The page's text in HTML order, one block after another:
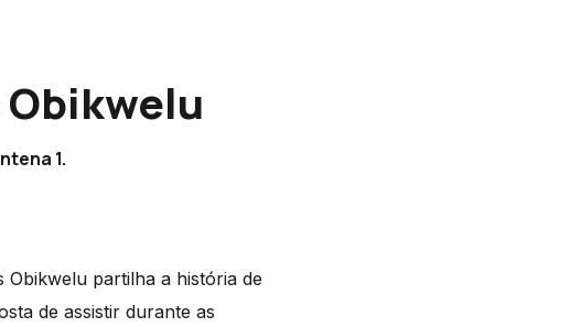
Obikwelu
1.
partilha a história de
de assistir durante as